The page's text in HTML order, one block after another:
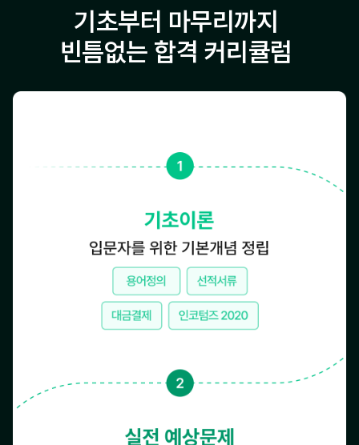
기초부터 마무리까지
빈틈없는 합격 커리큘럼